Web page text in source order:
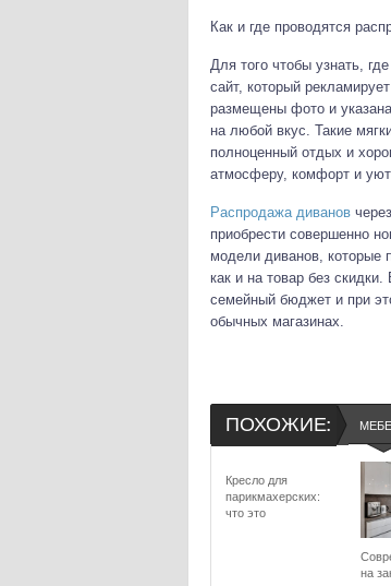
Как и где проводятся
Для того чтобы узнать,
сайт, который
размещены фото и
на любой вкус. Такие
полноценный отдых и
атмосферу, комфорт и
Распродажа диванов
приобрести совершенно
модели диванов, которые
как и на товар без
семейный бюджет и при
обычных магазинах.
ПОХОЖИЕ:
Кресло для
парикмахерских:
что это
на